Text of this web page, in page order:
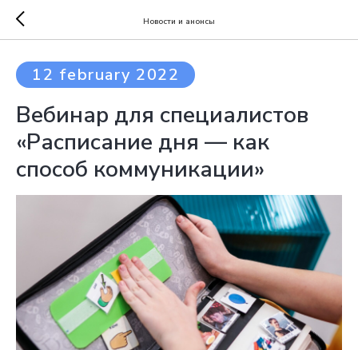
Новости и анонсы
12 february 2022
Вебинар для специалистов
«Расписание дня — как
способ коммуникации»